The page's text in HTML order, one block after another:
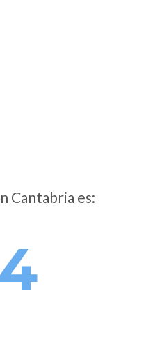
Cantabria es: